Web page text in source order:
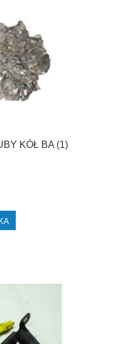
KÓŁ BA (1)